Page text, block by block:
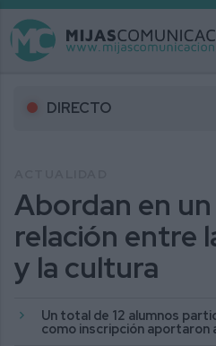
DIRECTO
Abordan en
relación entre
y la cultura
Un total de 12 alumnos
como inscripción aportaron